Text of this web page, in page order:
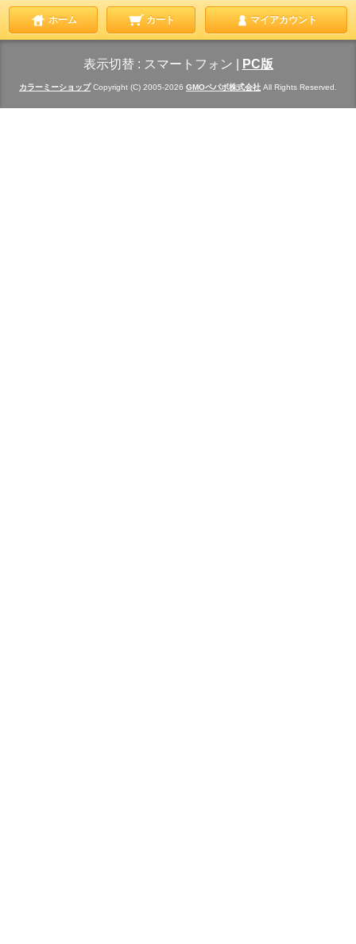
ホーム カート マイアカウント
表示切替 : スマートフォン PC版
カラーミーショップCopyright (C) 2005-2026 GMOペパボ株式会社 All Rights Reserved.